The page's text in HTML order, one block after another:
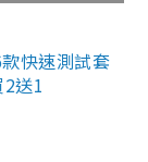
快速測試套
送1